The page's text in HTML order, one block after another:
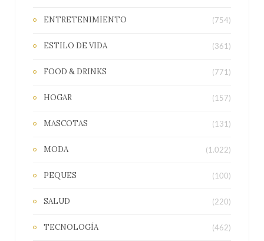
ENTRETENIMIENTO (754)
ESTILO DE VIDA (361)
FOOD & DRINKS (771)
HOGAR (157)
MASCOTAS (131)
MODA (1.022)
PEQUES (100)
SALUD (220)
TECNOLOGÍA (462)